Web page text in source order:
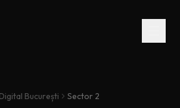
București Sector 2